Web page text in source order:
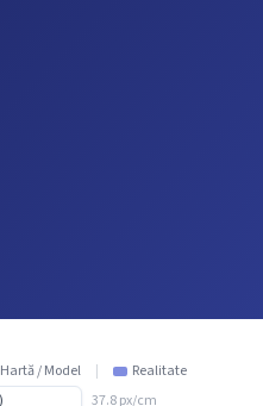
Hartă / Model |
Realitate
37.8 px/cm